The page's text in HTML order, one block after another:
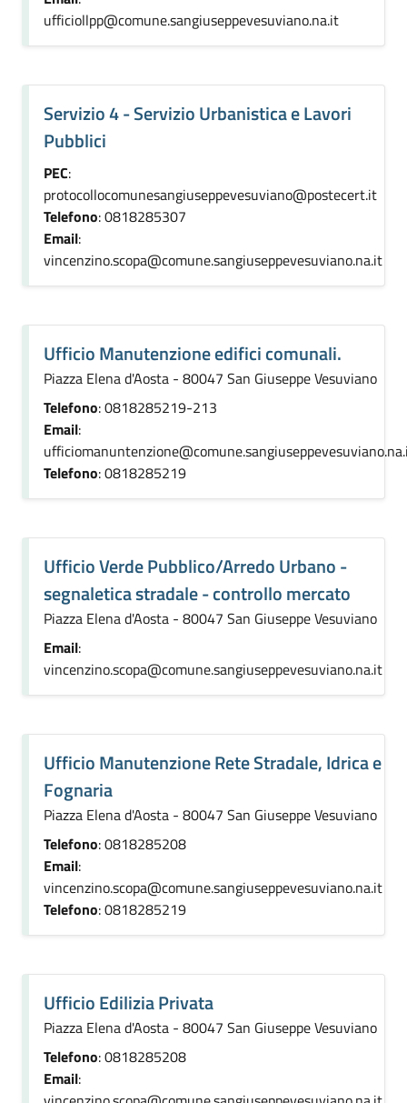
ufficiollpp@comune.sangiuseppevesuviano.na.it
Servizio 4 - Servizio Urbanistica e Lavori
Pubblici
PEC:
protocollocomunesangiuseppevesuviano@postecert.it
Telefono: 0818285307
Email:
vincenzino.scopa@comune.sangiuseppevesuviano.na.it
Ufficio Manutenzione edifici comunali.
Piazza Elena d'Aosta - 80047 San Giuseppe Vesuviano
Telefono: 0818285219-213
Email:
Telefono: 0818285219
Ufficio Verde Pubblico/Arredo Urbano -
segnaletica stradale - controllo mercato
Piazza Elena d'Aosta - 80047 San Giuseppe Vesuviano
Email:
vincenzino.scopa@comune.sangiuseppevesuviano.na.it
Ufficio Manutenzione Rete Stradale, Idrica e
Fognaria
Piazza Elena d'Aosta - 80047 San Giuseppe Vesuviano
Telefono: 0818285208
Email:
vincenzino.scopa@comune.sangiuseppevesuviano.na.it
Telefono: 0818285219
Ufficio Edilizia Privata
Piazza Elena d'Aosta - 80047 San Giuseppe Vesuviano
Telefono: 0818285208
Email: